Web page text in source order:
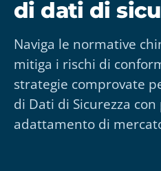
di dati di
Naviga le normative
mitiga i rischi di
strategie comprovate
di Dati di Sicurezza
adattamento di